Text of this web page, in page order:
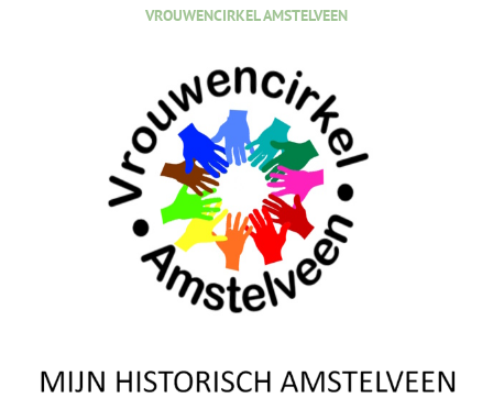
VROUWENCIRKEL AMSTELVEEN